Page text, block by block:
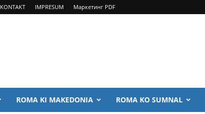
KONTAKT IMPRESUM Маркетинг PDF
ROMA KI MAKEDONIA ROMA KO SUMNAL